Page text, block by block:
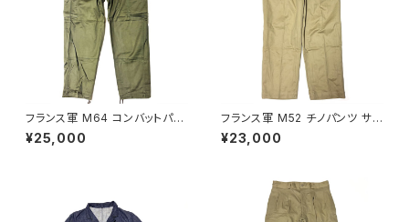
フランス軍 M64 コンバットパン
ツ 84XC French Army M64
Combat Pants 1968
¥25,000
フランス軍 M52 チノパンツ サイ
ズ 25 French Army Chino P
ants M45/52
¥23,000